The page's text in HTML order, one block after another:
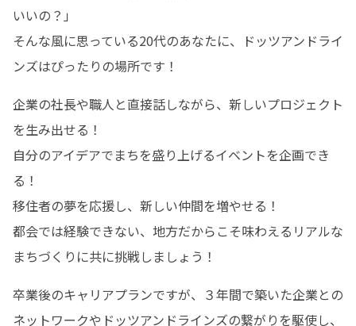
いいの？」
そんな風に思っている20代のあなたに、ドッツアンドライ
ンズはぴったりの場所です！
企業の社長や職人と直接話しながら、新しいプロジェクト
を生み出せる！
自分のアイデアでまちを盛り上げるイベントを企画でき
る！
移住者の夢を応援し、新しい仲間を増やせる！
都会では経験できない、地方だからこそ味わえるリアルな
まちづくりに共に挑戦しましょう！
卒業後のキャリアプランですが、３年間で築いた企業との
ネットワークやドッツアンドラインズの繋がりを駆使し、